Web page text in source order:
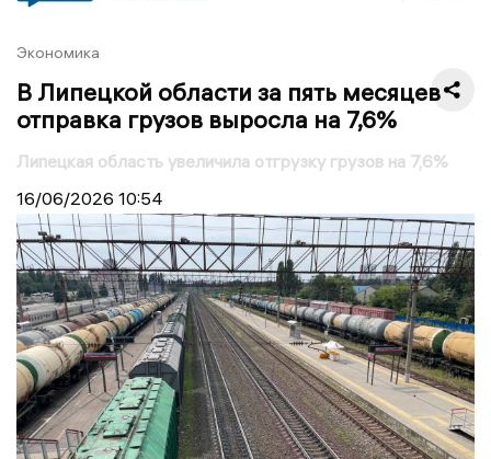
Экономика
В Липецкой области за пять месяцев
отправка грузов выросла на 7,6%
Липецкая область увеличила отгрузку грузов на 7,6%
16/06/2026 10:54